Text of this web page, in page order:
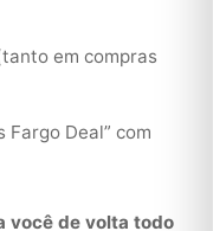
em compras
Fargo Deal” com
você de volta todo